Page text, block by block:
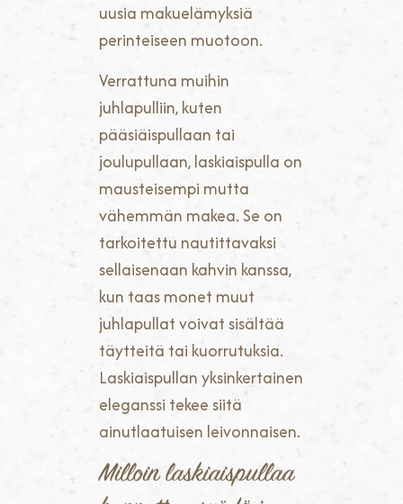
uusia makuelämyksiä
perinteiseen muotoon.
Verrattuna muihin
juhlapulliin, kuten
pääsiäispullaan tai
joulupullaan, laskiaispulla on
mausteisempi mutta
vähemmän makea. Se on
tarkoitettu nautittavaksi
sellaisenaan kahvin kanssa,
kun taas monet muut
juhlapullat voivat sisältää
täytteitä tai kuorrutuksia.
Laskiaispullan yksinkertainen
eleganssi tekee siitä
ainutlaatuisen leivonnaisen.
Milloin laskiaispullaa